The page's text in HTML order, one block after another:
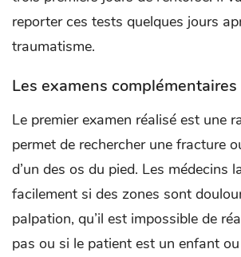
reporter ces tests quelques jours
traumatisme.
Les examens complémentaires
Le premier examen réalisé est une
permet de rechercher une fracture
d’un des os du pied. Les médecins
facilement si des zones sont
palpation, qu’il est impossible de
pas ou si le patient est un enfant